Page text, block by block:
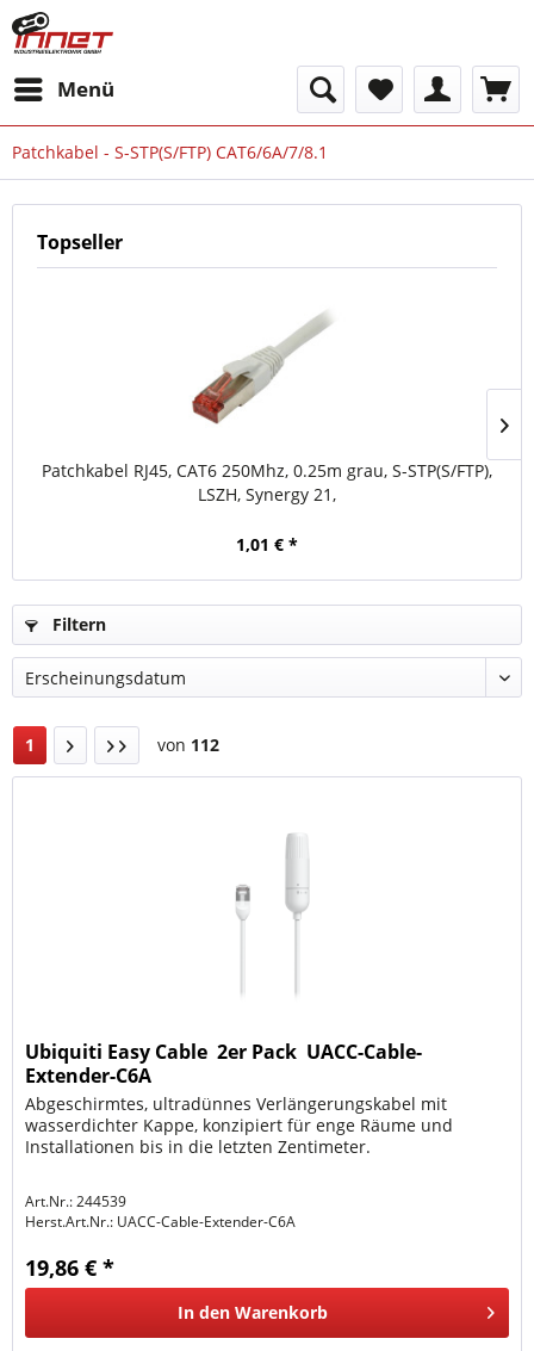
Menü
Patchkabel - S-STP(S/FTP) CAT6/6A/7/8.1
Topseller
Patchkabel RJ45, CAT6 250Mhz, 0.25m grau, S-STP(S/FTP),
LSZH, Synergy 21,
1,01 € *
Filtern
1 von 112
Ubiquiti Easy Cable  2er Pack  UACC-Cable-
Extender-C6A
Abgeschirmtes, ultradünnes Verlängerungskabel mit
wasserdichter Kappe, konzipiert für enge Räume und
Installationen bis in die letzten Zentimeter.
Art.Nr.: 244539
Herst.Art.Nr.: UACC-Cable-Extender-C6A
19,86 € *
In den Warenkorb